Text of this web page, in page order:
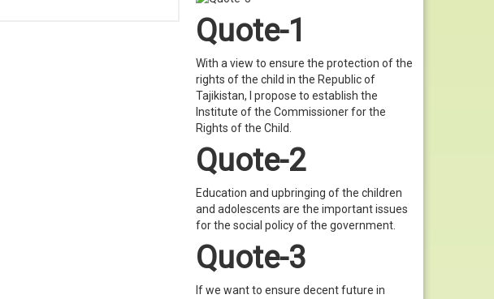
Quote-1
With a view to ensure the protection of the
rights of the child in the Republic of
Tajikistan, I propose to establish the
Institute of the Commissioner for the
Rights of the Child.
Quote-2
Education and upbringing of the children
and adolescents are the important issues
for the social policy of the government.
Quote-3
If we want to ensure decent future in